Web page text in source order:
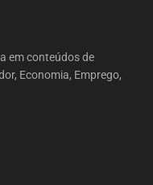
em conteúdos de
Economia, Emprego,